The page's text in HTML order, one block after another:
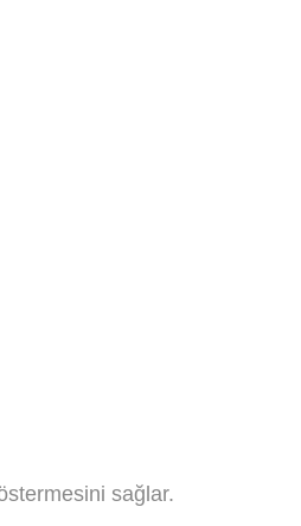
sağlar.